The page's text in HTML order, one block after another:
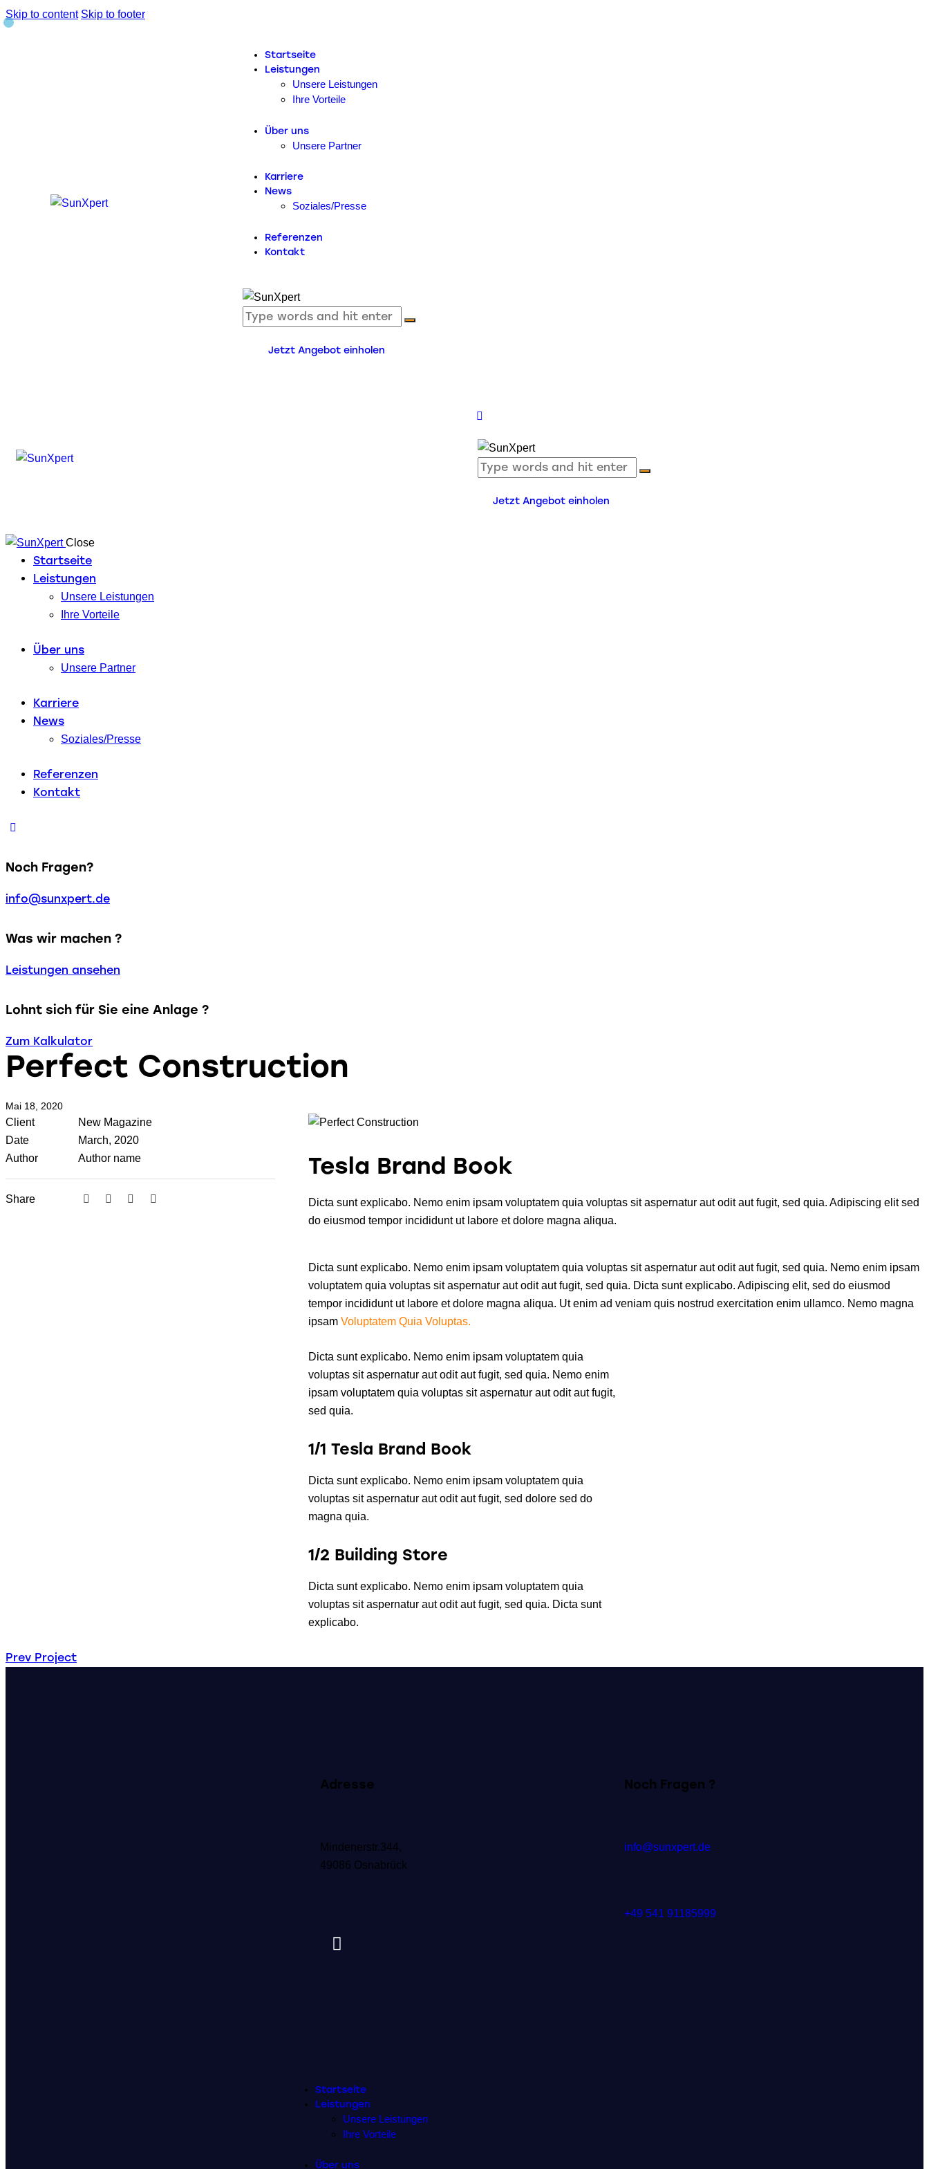
Skip to content Skip to footer
Startseite
Leistungen
Unsere Leistungen
Ihre Vorteile
Über uns
Unsere Partner
Karriere
News
Soziales/Presse
Referenzen
Kontakt
Jetzt Angebot einholen
Jetzt Angebot einholen
Close
Startseite
Leistungen
Unsere Leistungen
Ihre Vorteile
Über uns
Unsere Partner
Karriere
News
Soziales/Presse
Referenzen
Kontakt
Noch Fragen?
info@sunxpert.de
Was wir machen ?
Leistungen ansehen
Lohnt sich für Sie eine Anlage ?
Zum Kalkulator
Perfect Construction
Mai 18, 2020
Client
New Magazine
Date
March, 2020
Author
Author name
Share
Tesla Brand Book
Dicta sunt explicabo. Nemo enim ipsam voluptatem quia voluptas sit aspernatur aut odit aut fugit, sed quia. Adipiscing elit sed
do eiusmod tempor incididunt ut labore et dolore magna aliqua.
Dicta sunt explicabo. Nemo enim ipsam voluptatem quia voluptas sit aspernatur aut odit aut fugit, sed quia. Nemo enim ipsam
voluptatem quia voluptas sit aspernatur aut odit aut fugit, sed quia. Dicta sunt explicabo. Adipiscing elit, sed do eiusmod
tempor incididunt ut labore et dolore magna aliqua. Ut enim ad veniam quis nostrud exercitation enim ullamco. Nemo magna
ipsamVoluptatem Quia Voluptas.
Dicta sunt explicabo. Nemo enim ipsam voluptatem quia
voluptas sit aspernatur aut odit aut fugit, sed quia. Nemo enim
ipsam voluptatem quia voluptas sit aspernatur aut odit aut fugit,
sed quia.
1/1 Tesla Brand Book
Dicta sunt explicabo. Nemo enim ipsam voluptatem quia
voluptas sit aspernatur aut odit aut fugit, sed dolore sed do
magna quia.
1/2 Building Store
Dicta sunt explicabo. Nemo enim ipsam voluptatem quia
voluptas sit aspernatur aut odit aut fugit, sed quia. Dicta sunt
explicabo.
Prev Project
Adresse
Mindenerstr.344,
49086 Osnabrück
Noch Fragen ?
info@sunxpert.de
+49 541 91185999
Startseite
Leistungen
Unsere Leistungen
Ihre Vorteile
Über uns